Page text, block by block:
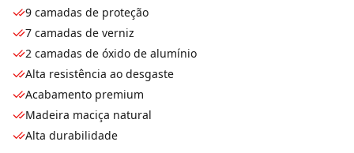
9 camadas de proteção
7 camadas de verniz
2 camadas de óxido de alumínio
Alta resistência ao desgaste
Acabamento premium
Madeira maciça natural
Alta durabilidade